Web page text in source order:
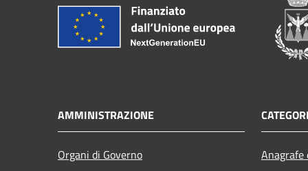
AMMINISTRAZIONE
Organi di Governo